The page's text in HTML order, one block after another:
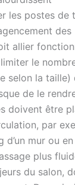
les postes de
des
allier
le
selon la taille)
de le
doivent être
par
d’un mur ou en
plus
du salon,